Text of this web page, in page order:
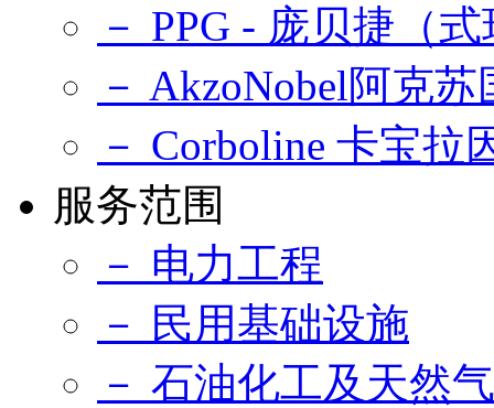
－ PPG - 庞贝捷（
－ AkzoNobel阿克苏
－ Corboline 卡宝拉
服务范围
－ 电力工程
－ 民用基础设施
－ 石油化工及天然气